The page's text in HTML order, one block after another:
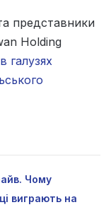
представники
Holding
галузях
Чому
виграють на